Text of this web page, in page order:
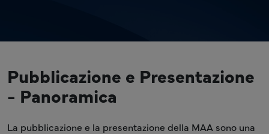
Pubblicazione e Presentazione
- Panoramica
La pubblicazione e la presentazione della MAA sono una